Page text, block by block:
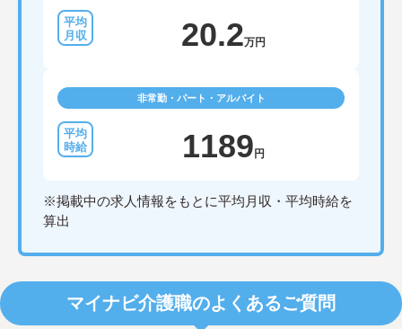
20.2万円
非常勤・パート・アルバイト
1189 円
※掲載中の求人情報をもとに平均月収・平均時給を
算出
マイナビ介護職のよくあるご質問